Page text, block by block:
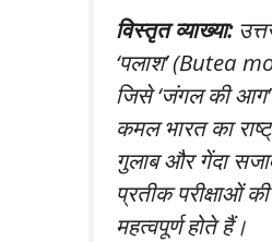
विस्तृत व्याख्या:
‘पलाश’ (Butea
जिसे ‘जंगल की
कमल भारत का
गुलाब और गेंदा
प्रतीक परीक्षाओं
महत्वपूर्ण होते हैं।